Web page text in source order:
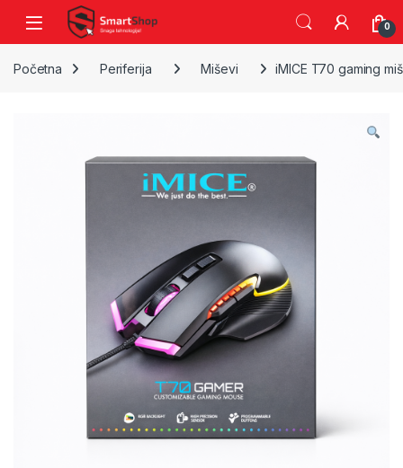
Skip to navigation
Skip to content
0
Početna Periferija Miševi iMICE T70 gaming miš